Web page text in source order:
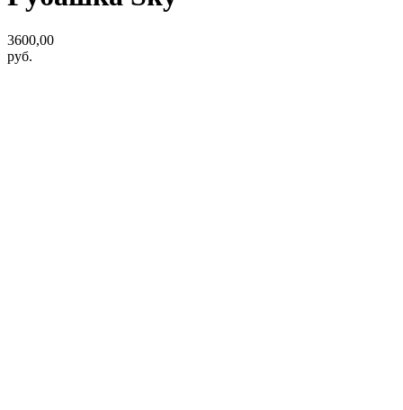
3600,00
руб.